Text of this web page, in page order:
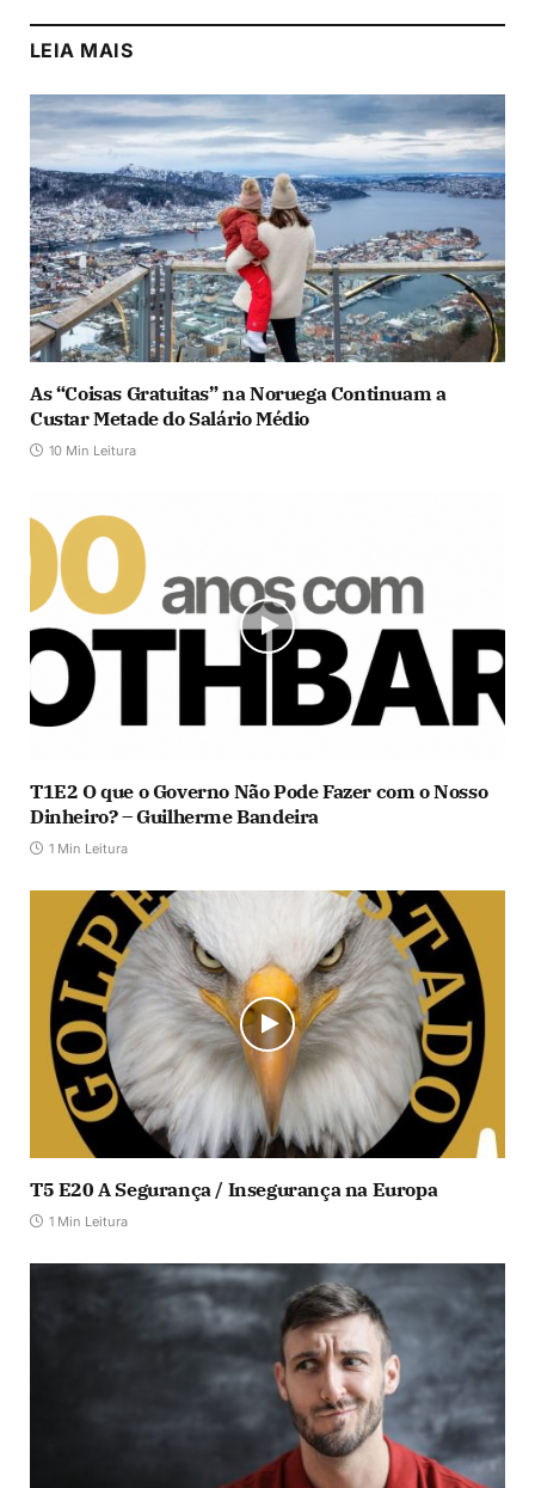
LEIA MAIS
As “Coisas Gratuitas” na Noruega Continuam a
Custar Metade do Salário Médio
10 Min Leitura
T1E2 O que o Governo Não Pode Fazer com o Nosso
Dinheiro? – Guilherme Bandeira
1 Min Leitura
T5 E20 A Segurança / Insegurança na Europa
1 Min Leitura